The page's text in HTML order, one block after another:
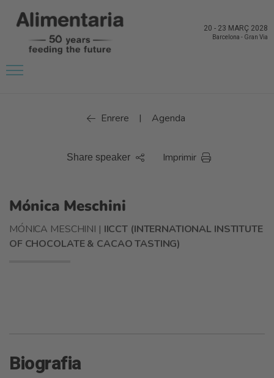
20 - 23 MARÇ 2028
Barcelona - Gran Via
Enrere | Agenda
Share speaker Imprimir
Mónica Meschini
MÓNICA MESCHINI | IICCT (INTERNATIONAL INSTITUTE
OF CHOCOLATE & CACAO TASTING)
Biografia